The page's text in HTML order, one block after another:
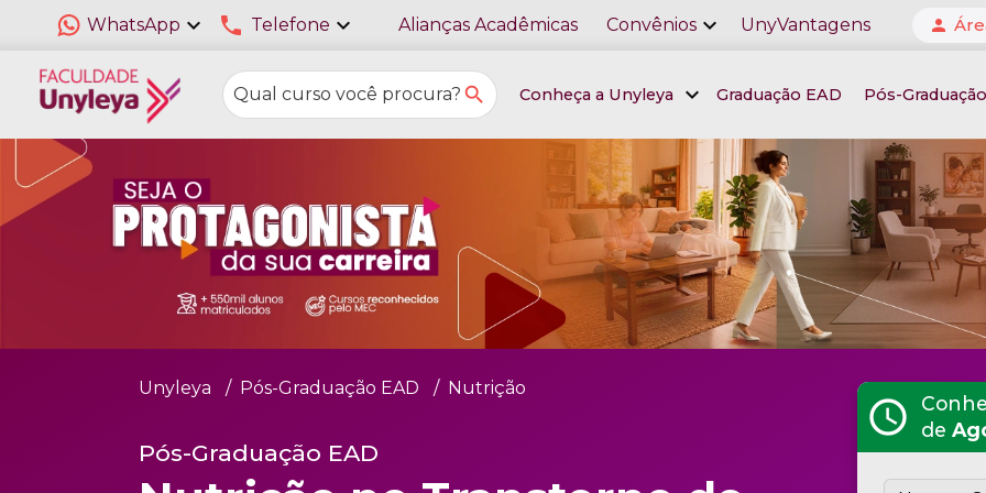
WhatsApp expand_more phone Telefone expand_more Alianças Acadêmicas Convênios expand_more UnyVantagens person
Conheça a Unyleya expand_more Graduação EAD Pós-
Unyleya Pós-Graduação EAD Nutrição
Pós-Graduação EAD
schedule
de